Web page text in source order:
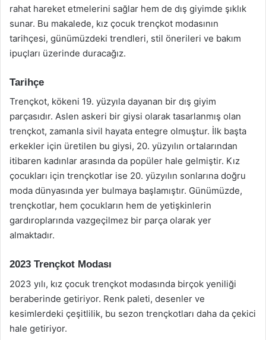
rahat hareket etmelerini sağlar hem de dış giyimde şıklık
sunar. Bu makalede, kız çocuk trençkot modasının
tarihçesi, günümüzdeki trendleri, stil önerileri ve bakım
ipuçları üzerinde duracağız.
Tarihçe
Trençkot, kökeni 19. yüzyıla dayanan bir dış giyim
parçasıdır. Aslen askeri bir giysi olarak tasarlanmış olan
trençkot, zamanla sivil hayata entegre olmuştur. İlk başta
erkekler için üretilen bu giysi, 20. yüzyılın ortalarından
itibaren kadınlar arasında da popüler hale gelmiştir. Kız
çocukları için trençkotlar ise 20. yüzyılın sonlarına doğru
moda dünyasında yer bulmaya başlamıştır. Günümüzde,
trençkotlar, hem çocukların hem de yetişkinlerin
gardıroplarında vazgeçilmez bir parça olarak yer
almaktadır.
2023 Trençkot Modası
2023 yılı, kız çocuk trençkot modasında birçok yeniliği
beraberinde getiriyor. Renk paleti, desenler ve
kesimlerdeki çeşitlilik, bu sezon trençkotları daha da çekici
hale getiriyor.